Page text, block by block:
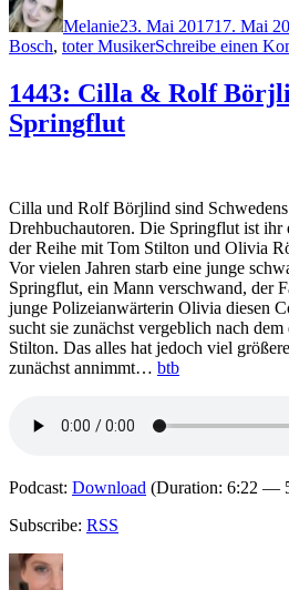
Melanie23. Mai 201717. Mai
Bosch, toter MusikerSchreibe einen
1443: Cilla & Rolf
Springflut
Cilla und Rolf Börjlind sind
Drehbuchautoren. Die Springflut ist
der Reihe mit Tom Stilton und Olivia
Vor vielen Jahren starb eine junge
Springflut, ein Mann verschwand, der
junge Polizeianwärterin Olivia diesen
sucht sie zunächst vergeblich nach
Stilton. Das alles hat jedoch viel
zunächst annimmt… btb
Podcast: Download (Duration: 6:22 —
Subscribe: RSS
Autor